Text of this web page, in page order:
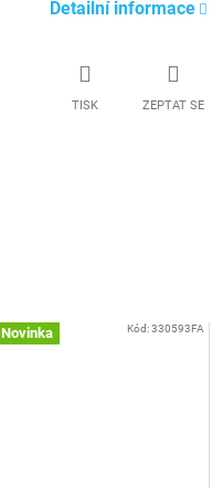
Detailní informace
TISK ZEPTAT SE
Novinka Kód:330593FA